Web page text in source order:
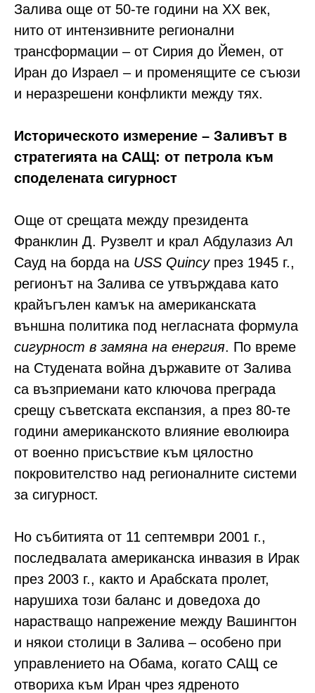
Залива още от 50-те години на XX век,
нито от интензивните регионални
трансформации – от Сирия до Йемен, от
Иран до Израел – и променящите се съюзи
и неразрешени конфликти между тях.
Историческото измерение – Заливът в
стратегията на САЩ: от петрола към
споделената сигурност
Още от срещата между президента
Франклин Д. Рузвелт и крал Абдулазиз Ал
Сауд на борда на USS Quincyпрез 1945 г.,
регионът на Залива се утвърждава като
крайъгълен камък на американската
външна политика под негласната формула
сигурност в замяна на енергия. По време
на Студената война държавите от Залива
са възприемани като ключова преграда
срещу съветската експанзия, а през 80-те
години американското влияние еволюира
от военно присъствие към цялостно
покровителство над регионалните системи
за сигурност.
Но събитията от 11 септември 2001 г.,
последвалата американска инвазия в Ирак
през 2003 г., както и Арабската пролет,
нарушиха този баланс и доведоха до
нарастващо напрежение между Вашингтон
и някои столици в Залива – особено при
управлението на Обама, когато САЩ се
отвориха към Иран чрез ядреното